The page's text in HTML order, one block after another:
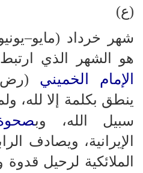
(ع)
شهر خرداد
هو الشهر الذي
الإمام الخميني
ينطق بكلمة إلا لله،
سبيل الله، وب
الإيرانية، ويصادف
الملائكية لرحيل